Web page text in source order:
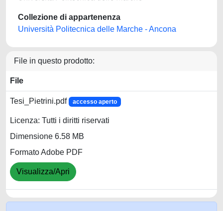
Collezione di appartenenza
Università Politecnica delle Marche - Ancona
File in questo prodotto:
File
Tesi_Pietrini.pdf accesso aperto
Licenza: Tutti i diritti riservati
Dimensione 6.58 MB
Formato Adobe PDF
Visualizza/Apri